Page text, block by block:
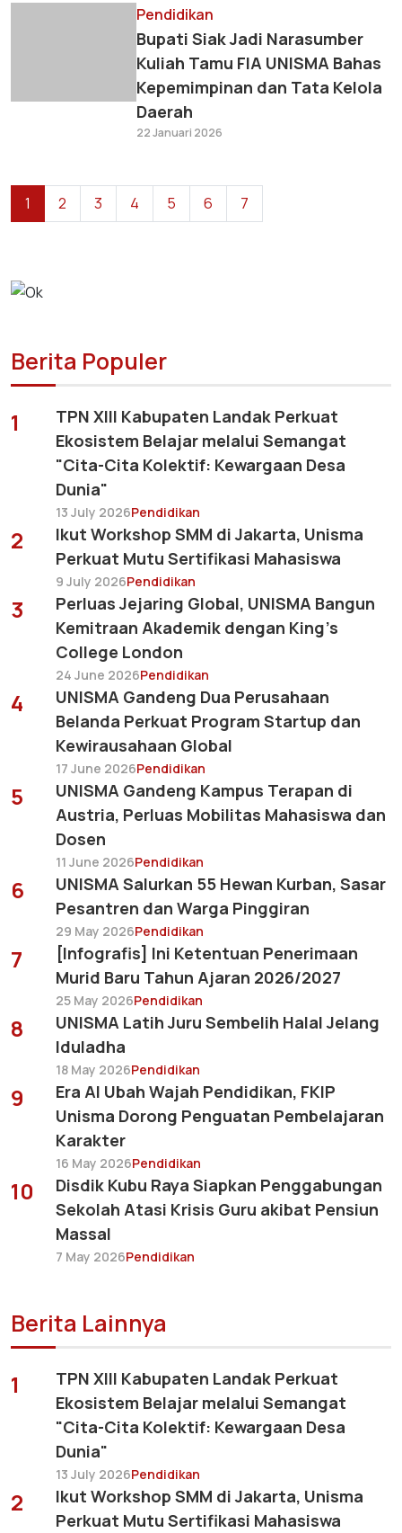
Pendidikan
Bupati Siak Jadi Narasumber
Kuliah Tamu FIA UNISMA Bahas
Kepemimpinan dan Tata Kelola
Daerah
22 Januari 2026
1 2 3 4 5 6 7
Berita Populer
1
TPN XIII Kabupaten Landak Perkuat
Ekosistem Belajar melalui Semangat
"Cita-Cita Kolektif: Kewargaan Desa
Dunia"
13 July 2026Pendidikan
2
Ikut Workshop SMM di Jakarta, Unisma
Perkuat Mutu Sertifikasi Mahasiswa
9 July 2026Pendidikan
3
Perluas Jejaring Global, UNISMA Bangun
Kemitraan Akademik dengan King's
College London
24 June 2026Pendidikan
4
UNISMA Gandeng Dua Perusahaan
Belanda Perkuat Program Startup dan
Kewirausahaan Global
17 June 2026Pendidikan
5
UNISMA Gandeng Kampus Terapan di
Austria, Perluas Mobilitas Mahasiswa dan
Dosen
11 June 2026Pendidikan
6
UNISMA Salurkan 55 Hewan Kurban, Sasar
Pesantren dan Warga Pinggiran
29 May 2026Pendidikan
7
[Infografis] Ini Ketentuan Penerimaan
Murid Baru Tahun Ajaran 2026/2027
25 May 2026Pendidikan
8
UNISMA Latih Juru Sembelih Halal Jelang
Iduladha
18 May 2026Pendidikan
9
Era AI Ubah Wajah Pendidikan, FKIP
Unisma Dorong Penguatan Pembelajaran
Karakter
16 May 2026Pendidikan
10
Disdik Kubu Raya Siapkan Penggabungan
Sekolah Atasi Krisis Guru akibat Pensiun
Massal
7 May 2026Pendidikan
Berita Lainnya
1
TPN XIII Kabupaten Landak Perkuat
Ekosistem Belajar melalui Semangat
"Cita-Cita Kolektif: Kewargaan Desa
Dunia"
13 July 2026Pendidikan
2
Ikut Workshop SMM di Jakarta, Unisma
Perkuat Mutu Sertifikasi Mahasiswa